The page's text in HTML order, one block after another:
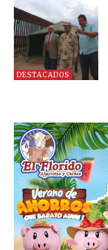
DESTACADOS